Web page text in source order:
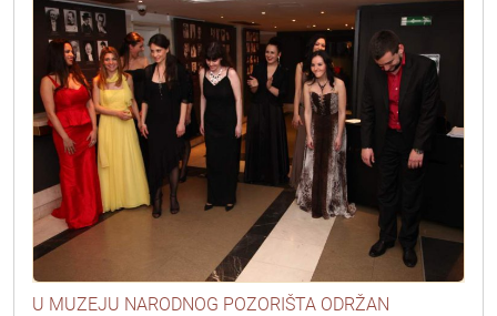
U MUZEJU NARODNOG POZORIŠTA ODRŽAN